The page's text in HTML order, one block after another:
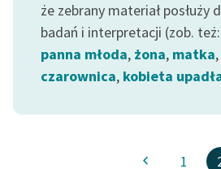
że zebrany materiał posłuży
badań i interpretacji (zob. też:
panna młoda, żona, matka,
czarownica, kobieta
1